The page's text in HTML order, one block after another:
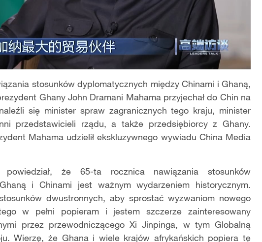
stosunków dyplomatycznych między Chinami i Ghaną,
Ghany John Dramani Mahama przyjechał do Chin na
się minister spraw zagranicznych tego kraju, minister
przedstawicieli rządu, a także przedsiębiorcy z Ghany.
Mahama udzielił ekskluzywnego wywiadu China Media
że 65-ta rocznica nawiązania stosunków
i Chinami jest ważnym wydarzeniem historycznym.
dwustronnych, aby sprostać wyzwaniom nowego
w pełni popieram i jestem szczerze zainteresowany
przez przewodniczącego Xi Jinpinga, w tym Globalną
Wierzę, że Ghana i wiele krajów afrykańskich popiera tę